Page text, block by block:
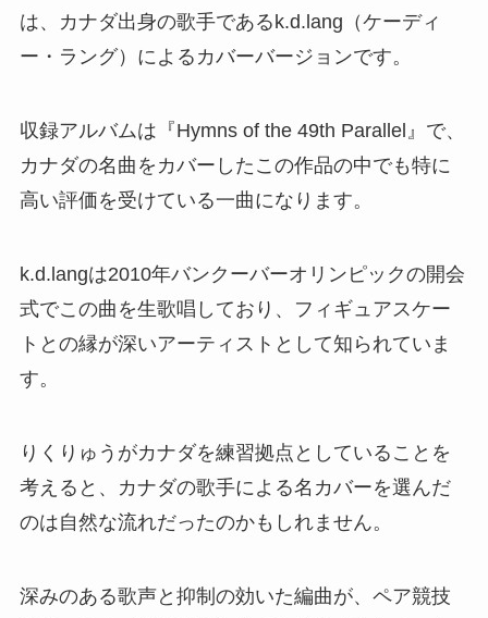
は、カナダ出身の歌手であるk.d.lang（ケーディ
ー・ラング）によるカバーバージョンです。
収録アルバムは『Hymns of the 49th Parallel』で、
カナダの名曲をカバーしたこの作品の中でも特に
高い評価を受けている一曲になります。
k.d.langは2010年バンクーバーオリンピックの開会
式でこの曲を生歌唱しており、フィギュアスケー
トとの縁が深いアーティストとして知られていま
す。
りくりゅうがカナダを練習拠点としていることを
考えると、カナダの歌手による名カバーを選んだ
のは自然な流れだったのかもしれません。
深みのある歌声と抑制の効いた編曲が、ペア競技